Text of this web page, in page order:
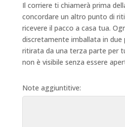
Il corriere ti chiamerà prima
concordare un altro punto di
ricevere il pacco a casa tua.
discretamente imballata in due
ritirata da una terza parte per
non è visibile senza essere
Note aggiuntitive: